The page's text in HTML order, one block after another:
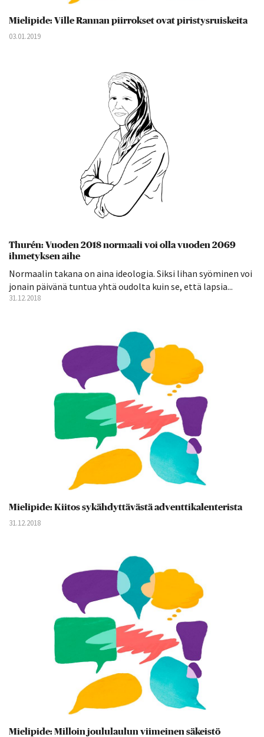
Mielipide: Ville Rannan piirrokset ovat piristysruiskeita
03.01.2019
Thurén: Vuoden 2018 normaali voi olla vuoden 2069
ihmetyksen aihe
Normaalin takana on aina ideologia. Siksi lihan syöminen voi
jonain päivänä tuntua yhtä oudolta kuin se, että lapsia...
31.12.2018
Mielipide: Kiitos sykähdyttävästä adventtikalenterista
31.12.2018
Mielipide: Milloin joululaulun viimeinen säkeistö